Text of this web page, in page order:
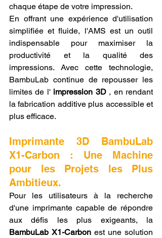
chaque étape de votre impression.
En offrant une expérience d'utilisation
simplifiée et fluide, l'AMS est un outil
indispensable pour maximiser la
productivité et la qualité des
impressions. Avec cette technologie,
BambuLab continue de repousser les
limites de l' impression 3D , en rendant
la fabrication additive plus accessible et
plus efficace.
Imprimante 3D BambuLab
X1-Carbon : Une Machine
pour les Projets les Plus
Ambitieux.
Pour les utilisateurs à la recherche
d'une imprimante capable de répondre
BambuLab X1-Carbon est une solution